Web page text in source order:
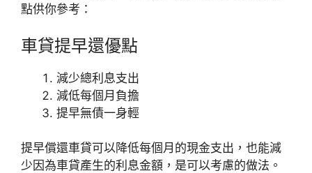
點供你參考：
車貸提早還優點
減少總利息支出
減低每個月負擔
提早無債一身輕
提早償還車貸可以降低每個月的現金支出，也能減
少因為車貸產生的利息金額，是可以考慮的做法。